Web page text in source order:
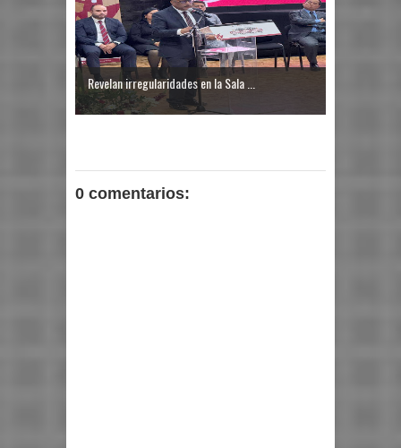
Revelan irregularidades en la Sala ...
0 comentarios: